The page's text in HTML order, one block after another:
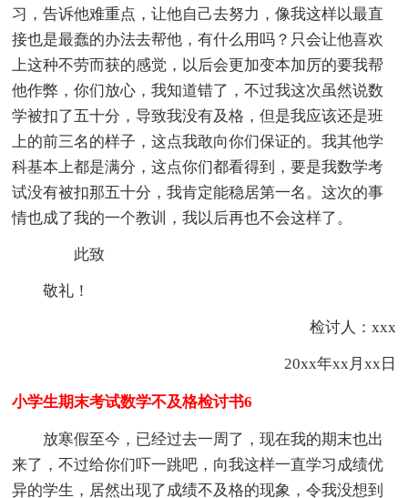
习，告诉他难重点，让他自己去努力，像我这样以最直
接也是最蠢的办法去帮他，有什么用吗？只会让他喜欢
上这种不劳而获的感觉，以后会更加变本加厉的要我帮
他作弊，你们放心，我知道错了，不过我这次虽然说数
学被扣了五十分，导致我没有及格，但是我应该还是班
上的前三名的样子，这点我敢向你们保证的。我其他学
科基本上都是满分，这点你们都看得到，要是我数学考
试没有被扣那五十分，我肯定能稳居第一名。这次的事
情也成了我的一个教训，我以后再也不会这样了。
此致
敬礼！
检讨人：xxx
20xx年xx月xx日
小学生期末考试数学不及格检讨书6
放寒假至今，已经过去一周了，现在我的期末也出
来了，不过给你们吓一跳吧，向我这样一直学习成绩优
异的学生，居然出现了成绩不及格的现象，令我没想到